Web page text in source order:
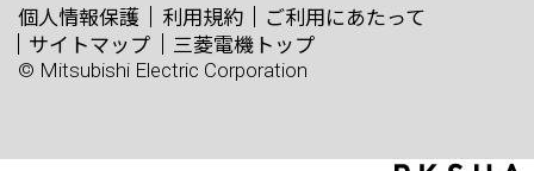
個人情報保護 利用規約
ご利用にあたって
サイトマップ
三菱電機トップ
© Mitsubishi Electric Corporation